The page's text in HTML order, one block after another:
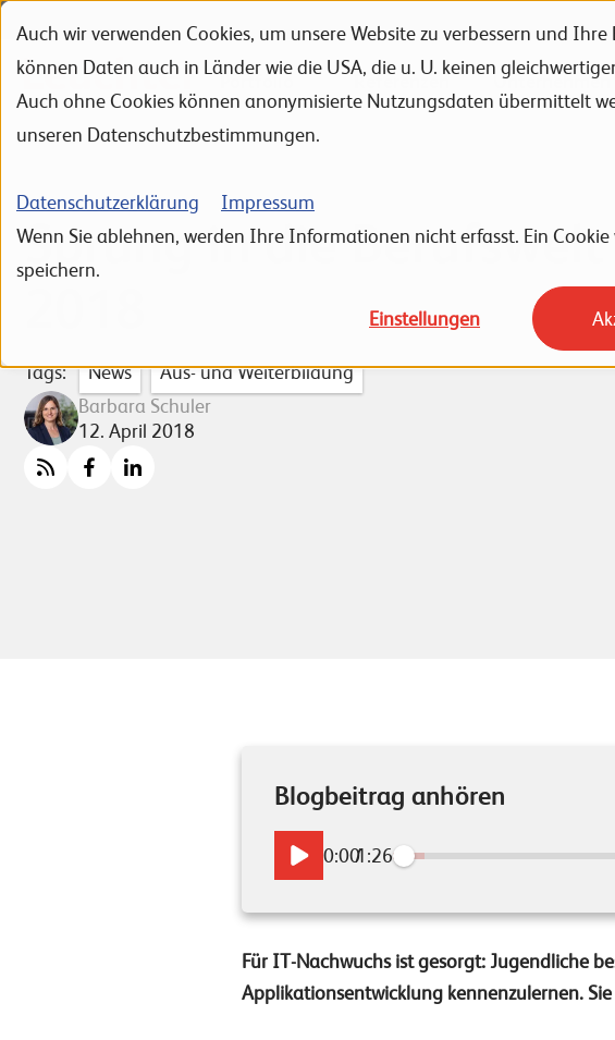
Auch wir verwenden Cookies, um unsere Website zu verbessern und
können Daten auch in Länder wie die USA, die u. U. keinen
Auch ohne Cookies können anonymisierte Nutzungsdaten übermittelt
unseren Datenschutzbestimmungen.
Datenschutzerklärung
Impressum
Wenn Sie ablehnen, werden Ihre Informationen nicht erfasst. Ein
speichern.
Einstellungen
Portfolio
Referenzen Unternehmen
Sprung in die Berufswelt
Tags: News
Aus- und Weiterbildung
Barbara Schuler
12. April 2018
Blogbeitrag anhören
0:00/1:26
Für IT-Nachwuchs ist gesorgt: Jugendliche
Applikationsentwicklung kennenzulernen.